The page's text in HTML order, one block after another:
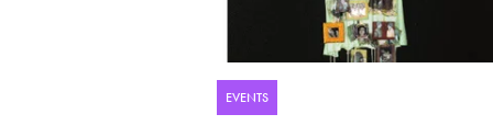
EVENTS